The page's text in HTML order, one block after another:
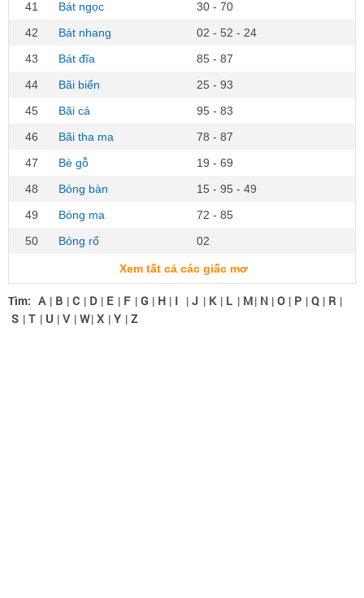
41
Bát ngọc
30 - 70
42
Bát nhang
02 - 52 - 24
43
Bát đĩa
85 - 87
44
Bãi biển
25 - 93
45
Bãi cá
95 - 83
46
Bãi tha ma
78 - 87
47
Bè gỗ
19 - 69
48
Bóng bàn
15 - 95 - 49
49
Bóng ma
72 - 85
50
Bóng rổ 02
Xem tất cả các giấc mơ
Tìm: A | B | C | D | E | F | G | H | I | J | K | L | M| N | O | P | Q | R |
S | T | U | V | W| X | Y | Z